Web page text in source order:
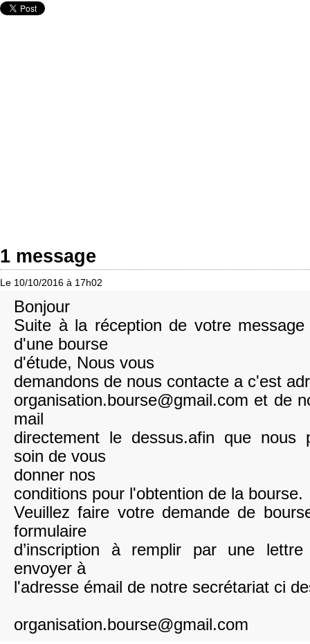
1 message
Le 10/10/2016 à 17h02
Bonjour
Suite à la réception de votre
d'une bourse
d'étude, Nous vous
demandons de nous contacte a c'est
organisation.bourse@gmail.com et de
mail
directement le dessus.afin que nous
soin de vous
donner nos
conditions pour l'obtention de la bourse.
Veuillez faire votre demande de
formulaire
d’inscription à remplir par une
envoyer à
l'adresse émail de notre secrétariat ci
organisation.bourse@gmail.com